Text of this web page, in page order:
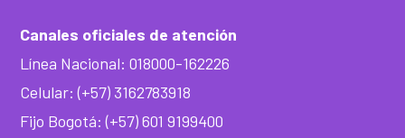
Canales oficiales de atención
Línea Nacional: 018000-162226
Celular: (+57) 3162783918
Fijo Bogotá: (+57) 601 9199400